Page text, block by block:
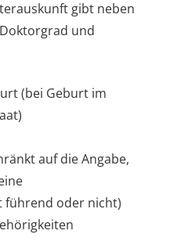
gibt neben
und
(bei Geburt im
auf die Angabe,
führend oder nicht)